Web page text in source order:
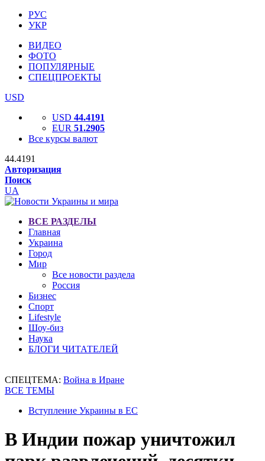
РУС
УКР
ВИДЕО
ФОТО
ПОПУЛЯРНЫЕ
СПЕЦПРОЕКТЫ
USD
USD 44.4191
EUR 51.2905
Все курсы валют
44.4191
Авторизация
Поиск
UA
ВСЕ РАЗДЕЛЫ
Главная
Украина
Город
Мир
Все новости раздела
Россия
Бизнес
Спорт
Lifestyle
Шоу-биз
Наука
БЛОГИ ЧИТАТЕЛЕЙ
СПЕЦТЕМА: Война в Иране
ВСЕ ТЕМЫ
Вступление Украины в ЕС
В Индии пожар уничтожил